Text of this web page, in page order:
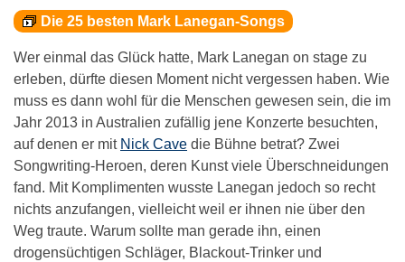
Die 25 besten Mark Lanegan-Songs
Wer einmal das Glück hatte, Mark Lanegan on stage zu
erleben, dürfte diesen Moment nicht vergessen haben. Wie
muss es dann wohl für die Menschen gewesen sein, die im
Jahr 2013 in Australien zufällig jene Konzerte besuchten,
auf denen er mit Nick Cave die Bühne betrat? Zwei
Songwriting-Heroen, deren Kunst viele Überschneidungen
fand. Mit Komplimenten wusste Lanegan jedoch so recht
nichts anzufangen, vielleicht weil er ihnen nie über den
Weg traute. Warum sollte man gerade ihn, einen
drogensüchtigen Schläger, Blackout-Trinker und